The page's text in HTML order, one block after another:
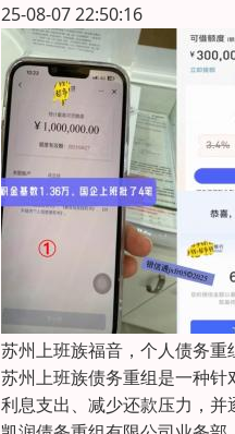
25-08-07 22:50:16
苏州上班族福音，个人债务重
苏州上班族债务重组是一种
利息支出、减少还款压力，